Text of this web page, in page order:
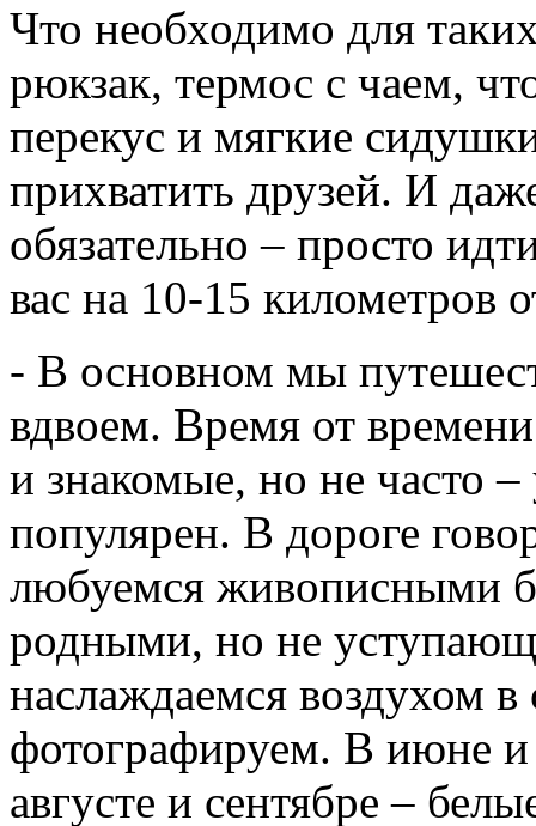
Что необходимо для
рюкзак, термос с чаем,
перекус и мягкие
прихватить друзей. И
обязательно – просто
вас на 10-15 километров
- В основном мы
вдвоем. Время от
и знакомые, но не часто
популярен. В дороге
любуемся живописными
родными, но не
наслаждаемся воздухом
фотографируем. В июне
августе и сентябре –